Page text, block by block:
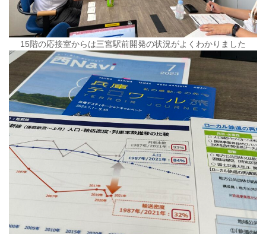
15階の応接室からは三宮駅前開発の状況がよくわかりました